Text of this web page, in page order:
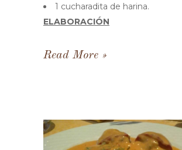
1 cucharadita de harina.
ELABORACIÓN
Read More